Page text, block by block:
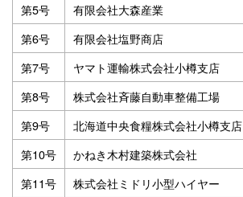
第5号
有限会社大森産業
第6号
有限会社塩野商店
第7号
ヤマト運輸株式会社小樽支店
第8号
株式会社斉藤自動車整備工場
第9号
北海道中央食糧株式会社小樽支店
第10号
かねき木村建築株式会社
第11号
株式会社ミドリ小型ハイヤー